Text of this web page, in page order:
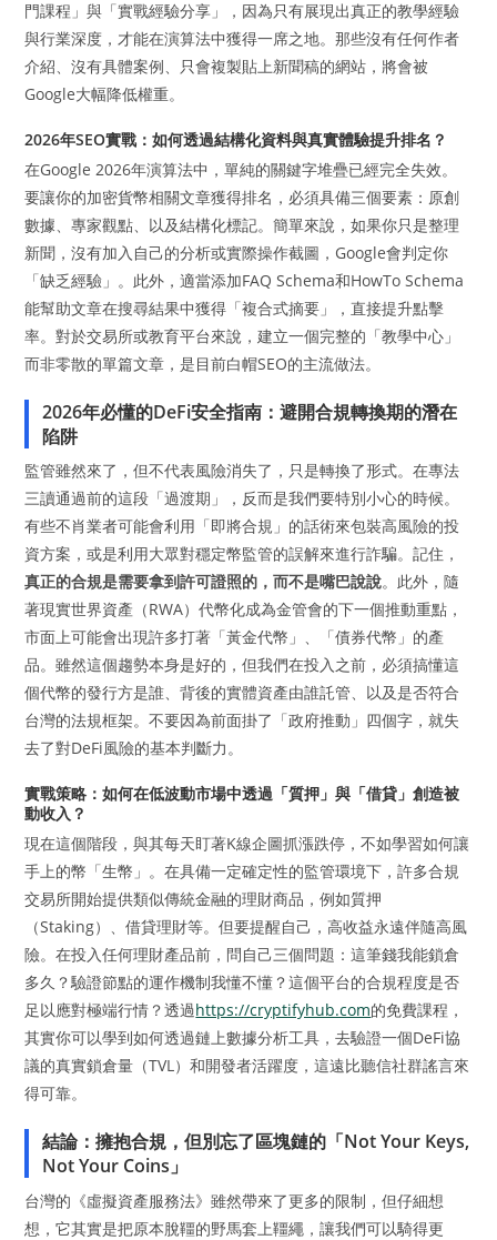
門課程」與「實戰經驗分享」，因為只有展現出真正的教學經驗
與行業深度，才能在演算法中獲得一席之地。那些沒有任何作者
介紹、沒有具體案例、只會複製貼上新聞稿的網站，將會被
Google大幅降低權重。
2026年SEO實戰：如何透過結構化資料與真實體驗提升排名？
在Google 2026年演算法中，單純的關鍵字堆疊已經完全失效。
要讓你的加密貨幣相關文章獲得排名，必須具備三個要素：原創
數據、專家觀點、以及結構化標記。簡單來說，如果你只是整理
新聞，沒有加入自己的分析或實際操作截圖，Google會判定你
「缺乏經驗」。此外，適當添加FAQ Schema和HowTo Schema
能幫助文章在搜尋結果中獲得「複合式摘要」，直接提升點擊
率。對於交易所或教育平台來說，建立一個完整的「教學中心」
而非零散的單篇文章，是目前白帽SEO的主流做法。
2026年必懂的DeFi安全指南：避開合規轉換期的潛在
陷阱
監管雖然來了，但不代表風險消失了，只是轉換了形式。在專法
三讀通過前的這段「過渡期」，反而是我們要特別小心的時候。
有些不肖業者可能會利用「即將合規」的話術來包裝高風險的投
資方案，或是利用大眾對穩定幣監管的誤解來進行詐騙。記住，
真正的合規是需要拿到許可證照的，而不是嘴巴說說。此外，隨
著現實世界資產（RWA）代幣化成為金管會的下一個推動重點，
市面上可能會出現許多打著「黃金代幣」、「債券代幣」的產
品。雖然這個趨勢本身是好的，但我們在投入之前，必須搞懂這
個代幣的發行方是誰、背後的實體資產由誰託管、以及是否符合
台灣的法規框架。不要因為前面掛了「政府推動」四個字，就失
去了對DeFi風險的基本判斷力。
實戰策略：如何在低波動市場中透過「質押」與「借貸」創造被
動收入？
現在這個階段，與其每天盯著K線企圖抓漲跌停，不如學習如何讓
手上的幣「生幣」。在具備一定確定性的監管環境下，許多合規
交易所開始提供類似傳統金融的理財商品，例如質押
（Staking）、借貸理財等。但要提醒自己，高收益永遠伴隨高風
險。在投入任何理財產品前，問自己三個問題：這筆錢我能鎖倉
多久？驗證節點的運作機制我懂不懂？這個平台的合規程度是否
足以應對極端行情？透過https://cryptifyhub.com的免費課程，
其實你可以學到如何透過鏈上數據分析工具，去驗證一個DeFi協
議的真實鎖倉量（TVL）和開發者活躍度，這遠比聽信社群謠言來
得可靠。
結論：擁抱合規，但別忘了區塊鏈的「Not Your Keys,
Not Your Coins」
台灣的《虛擬資產服務法》雖然帶來了更多的限制，但仔細想
想，它其實是把原本脫韁的野馬套上韁繩，讓我們可以騎得更